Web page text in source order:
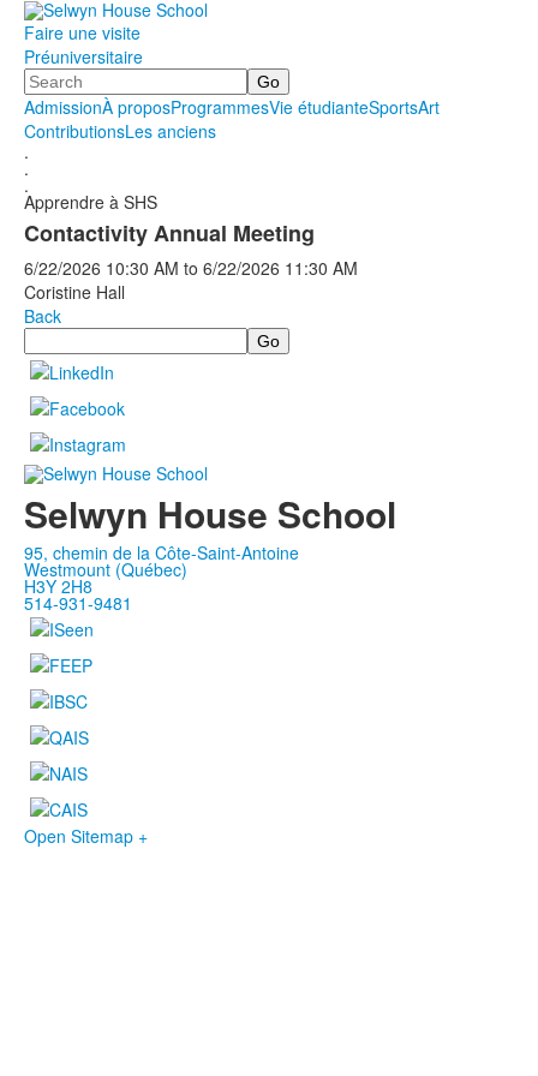
Faire une visite
Préuniversitaire
Search
AdmissionÀ proposProgrammesVie étudianteSportsArt
ContributionsLes anciens
.
.
.
Apprendre à SHS
Contactivity Annual Meeting
6/22/2026 10:30 AM to 6/22/2026 11:30 AM
Coristine Hall
Back
Search
Selwyn House School
95, chemin de la Côte-Saint-Antoine
Westmount (Québec)
H3Y 2H8
514-931-9481
Open Sitemap +